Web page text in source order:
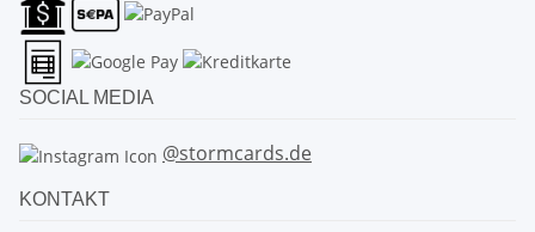
SOCIAL MEDIA
@stormcards.de
KONTAKT